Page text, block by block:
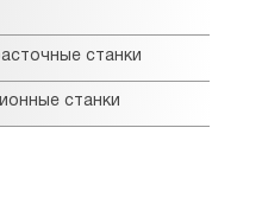
станки
станки